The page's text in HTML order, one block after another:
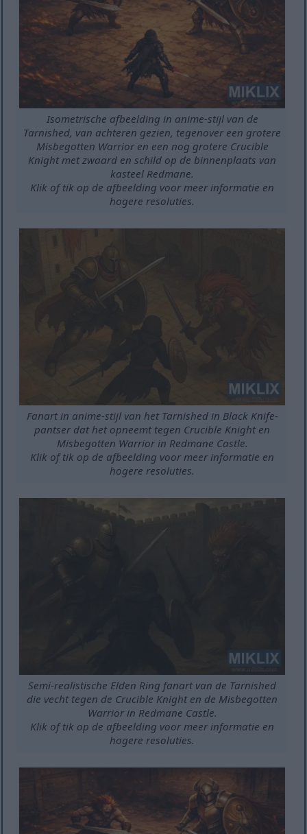
Isometrische afbeelding in anime-stijl van de
Tarnished, van achteren gezien, tegenover een grotere
Misbegotten Warrior en een nog grotere Crucible
Knight met zwaard en schild op de binnenplaats van
kasteel Redmane.
Klik of tik op de afbeelding voor meer informatie en
hogere resoluties.
Fanart in anime-stijl van het Tarnished in Black Knife-
pantser dat het opneemt tegen Crucible Knight en
Misbegotten Warrior in Redmane Castle.
Klik of tik op de afbeelding voor meer informatie en
hogere resoluties.
Semi-realistische Elden Ring fanart van de Tarnished
die vecht tegen de Crucible Knight en de Misbegotten
Warrior in Redmane Castle.
Klik of tik op de afbeelding voor meer informatie en
hogere resoluties.